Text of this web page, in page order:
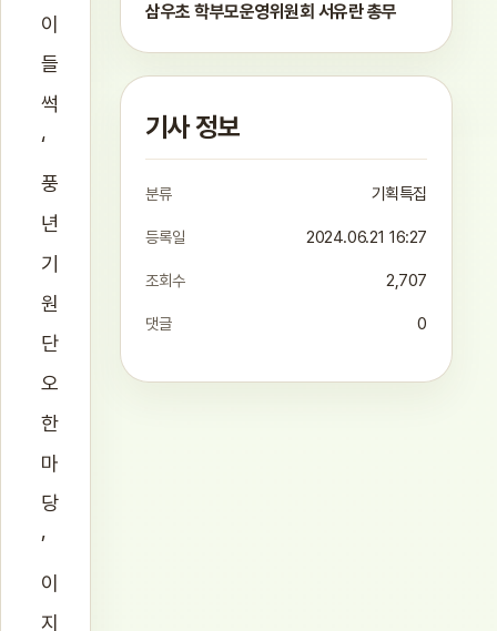
이
들
썩
‘
풍
년
기
원
단
오
한
마
당
’
이
지
삼우초 학부모운영위원회 서유란 총무
기사 정보
분류 기획특집
등록일 2024.06.21 16:27
조회수 2,707
댓글 0